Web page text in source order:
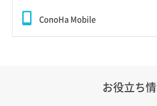
ConoHa Mobile
お役立ち